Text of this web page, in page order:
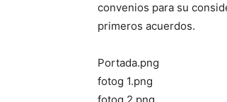
convenios para su
primeros acuerdos.
Portada.png
fotog 1.png